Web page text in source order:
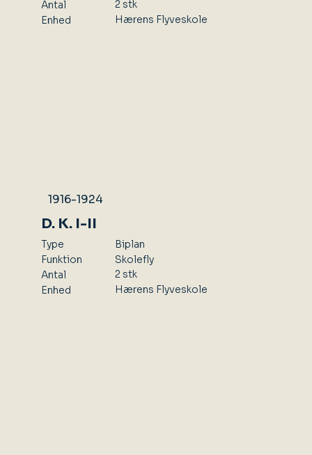
Antal
Enhed
2 stk
Hærens Flyveskole
1916-1924
D. K. I-II
Type
Funktion
Antal
Enhed
Biplan
Skolefly
2 stk
Hærens Flyveskole